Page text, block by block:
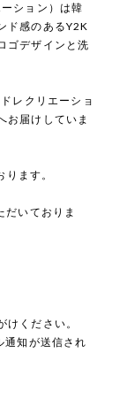
ション）は韓
ド感のあるY2K
ゴデザインと洗
レクリエーショ
お届けしていま
ます。
いておりま
ください。
知が送信され